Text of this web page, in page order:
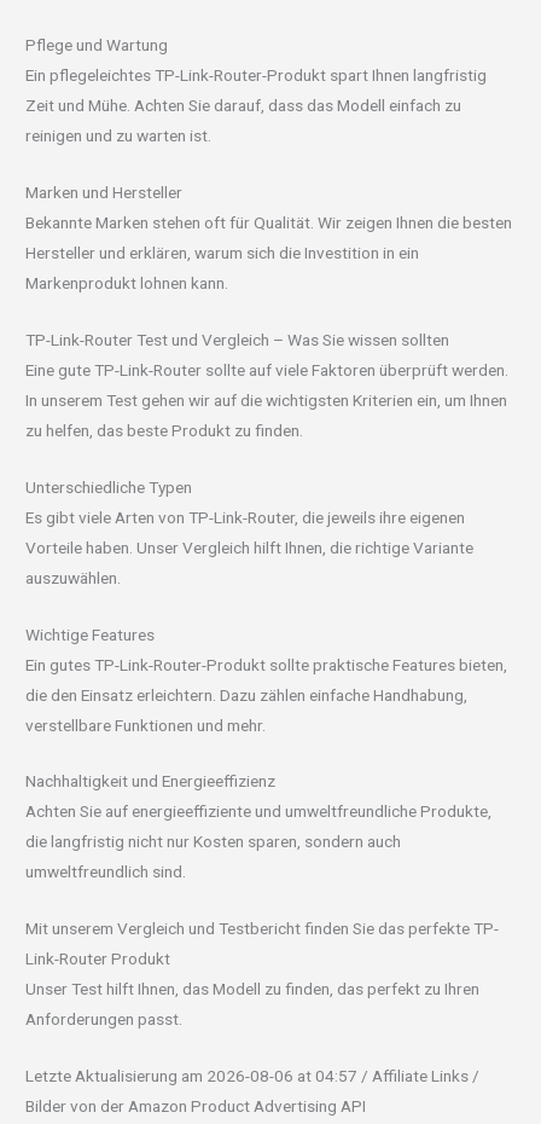
Pflege und Wartung
Ein pflegeleichtes TP-Link-Router-Produkt spart Ihnen langfristig
Zeit und Mühe. Achten Sie darauf, dass das Modell einfach zu
reinigen und zu warten ist.
Marken und Hersteller
Bekannte Marken stehen oft für Qualität. Wir zeigen Ihnen die besten
Hersteller und erklären, warum sich die Investition in ein
Markenprodukt lohnen kann.
TP-Link-Router Test und Vergleich – Was Sie wissen sollten
Eine gute TP-Link-Router sollte auf viele Faktoren überprüft werden.
In unserem Test gehen wir auf die wichtigsten Kriterien ein, um Ihnen
zu helfen, das beste Produkt zu finden.
Unterschiedliche Typen
Es gibt viele Arten von TP-Link-Router, die jeweils ihre eigenen
Vorteile haben. Unser Vergleich hilft Ihnen, die richtige Variante
auszuwählen.
Wichtige Features
Ein gutes TP-Link-Router-Produkt sollte praktische Features bieten,
die den Einsatz erleichtern. Dazu zählen einfache Handhabung,
verstellbare Funktionen und mehr.
Nachhaltigkeit und Energieeffizienz
Achten Sie auf energieeffiziente und umweltfreundliche Produkte,
die langfristig nicht nur Kosten sparen, sondern auch
umweltfreundlich sind.
Mit unserem Vergleich und Testbericht finden Sie das perfekte TP-
Link-Router Produkt
Unser Test hilft Ihnen, das Modell zu finden, das perfekt zu Ihren
Anforderungen passt.
Letzte Aktualisierung am 2026-08-06 at 04:57 / Affiliate Links /
Bilder von der Amazon Product Advertising API